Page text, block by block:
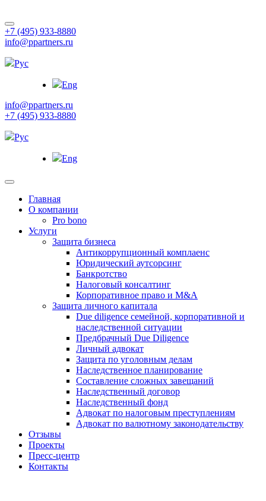
+7 (495) 933-8880
info@ppartners.ru
Рус
Eng
info@ppartners.ru
+7 (495) 933-8880
Рус
Eng
Главная
О компании
Pro bono
Услуги
Защита бизнеса
Антикоррупционный комплаенс
Юридический аутсорсинг
Банкротство
Налоговый консалтинг
Корпоративное право и M&A
Защита личного капитала
Due diligence семейной, корпоративной и
наследственной ситуации
Предбрачный Due Diligence
Личный адвокат
Защита по уголовным делам
Наследственное планирование
Составление сложных завещаний
Наследственный договор
Наследственный фонд
Адвокат по налоговым преступлениям
Адвокат по валютному законодательству
Отзывы
Проекты
Пресс-центр
Контакты